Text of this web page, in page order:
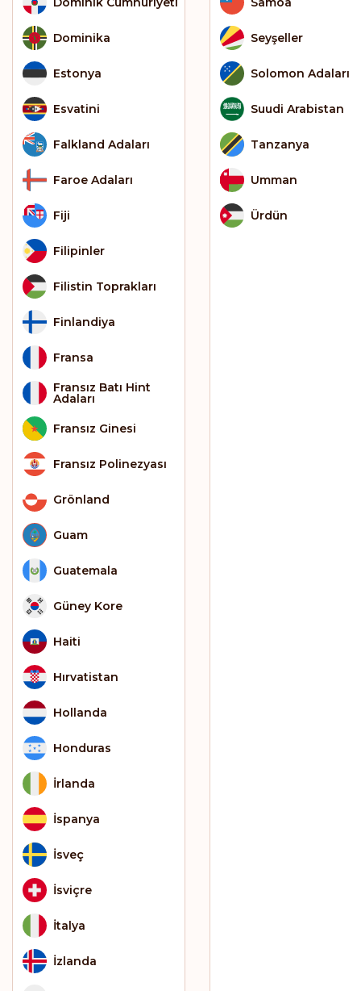
Dominika
Estonya
Esvatini
Falkland Adaları
Faroe Adaları
Fiji
Filipinler
Filistin Toprakları
Finlandiya
Fransa
Fransız Batı Hint
Adaları
Fransız Ginesi
Fransız Polinezyası
Grönland
Guam
Guatemala
Güney Kore
Haiti
Hırvatistan
Hollanda
Honduras
İrlanda
İspanya
İsveç
İsviçre
İtalya
İzlanda
Seyşeller
Solomon Adaları
Suudi Arabistan
Tanzanya
Umman
Ürdün